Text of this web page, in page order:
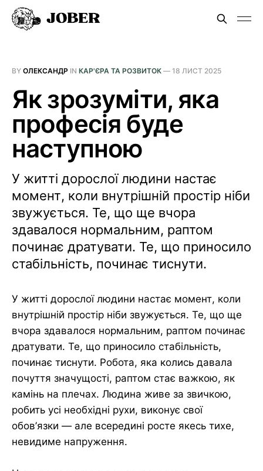
BY ОЛЕКСАНДР IN КАР'ЄРА ТА РОЗВИТОК — 18 ЛИСТ 2025
Як зрозуміти, яка
професія буде
наступною
У житті дорослої людини настає
момент, коли внутрішній простір ніби
звужується. Те, що ще вчора
здавалося нормальним, раптом
починає дратувати. Те, що приносило
стабільність, починає тиснути.
У житті дорослої людини настає момент, коли
внутрішній простір ніби звужується. Те, що ще
вчора здавалося нормальним, раптом починає
дратувати. Те, що приносило стабільність,
починає тиснути. Робота, яка колись давала
почуття значущості, раптом стає важкою, як
камінь на плечах. Людина живе за звичкою,
робить усі необхідні рухи, виконує свої
обов’язки — але всередині росте якесь тихе,
невидиме напруження.